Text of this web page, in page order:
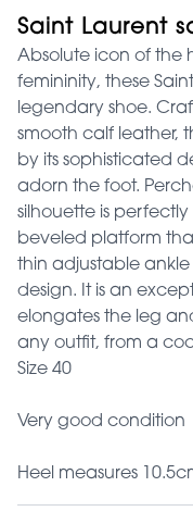
Saint Laurent
Absolute icon of the
femininity, these
legendary shoe.
smooth calf leather,
by its sophisticated
adorn the foot.
silhouette is
beveled platform
thin adjustable ankle
design. It is an
elongates the leg
any outfit, from a
Size 40
Very good condition
Heel measures